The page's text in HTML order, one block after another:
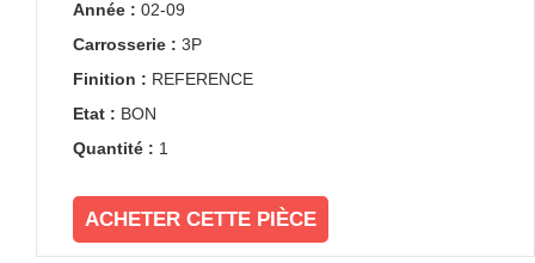
Année : 02-09
Carrosserie : 3P
Finition : REFERENCE
Etat : BON
Quantité : 1
ACHETER CETTE PIÈCE